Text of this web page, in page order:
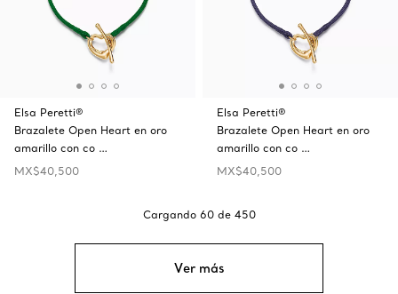
Elsa Peretti®
Brazalete Open Heart en oro
amarillo con co …
MX$40,500
Elsa Peretti®
Brazalete Open Heart en oro
amarillo con co …
MX$40,500
Cargando 60 de 450
Ver más